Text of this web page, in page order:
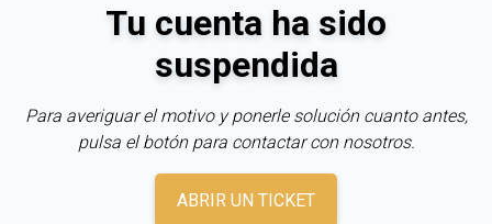
Tu cuenta ha sido
suspendida
Para averiguar el motivo y ponerle solución cuanto antes,
pulsa el botón para contactar con nosotros.
ABRIR UN TICKET